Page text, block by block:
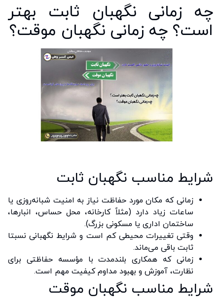
چه زمانی نگهبان ثابت بهتر
است؟ چه زمانی نگهبان موقت؟
شرایط مناسب نگهبان ثابت
زمانی که مکان مورد حفاظت نیاز به امنیت شبانه‌روزی یا
ساعات زیاد دارد (مثلاً کارخانه، محل حساس، انبارها،
ساختمان اداری یا مسکونی بزرگ).
وقتی تغییرات محیطی کم است و شرایط نگهبانی نسبتا
ثابت باقی می‌ماند.
زمانی که همکاری بلندمدت با مؤسسه حفاظتی برای
نظارت، آموزش و بهبود مداوم کیفیت مهم است.
شرایط مناسب نگهبان موقت